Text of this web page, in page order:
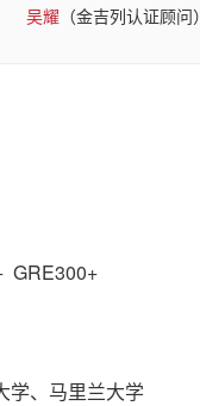
吴耀 （金吉列认证顾问）
GRE300+
学、马里兰大学